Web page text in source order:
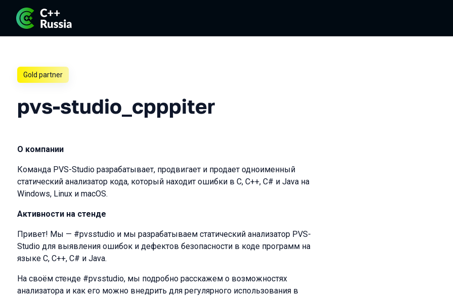
Gold partner
pvs-studio_cpppiter
О компании
Команда PVS-Studio разрабатывает, продвигает и продает одноименный
статический анализатор кода, который находит ошибки в C, C++, C# и Java на
Windows, Linux и macOS.
Активности на стенде
Привет! Мы — #pvsstudio и мы разрабатываем статический анализатор PVS-
Studio для выявления ошибок и дефектов безопасности в коде программ на
языке C, C++, C# и Java.
На своём стенде #pvsstudio, мы подробно расскажем о возможностях
анализатора и как его можно внедрить для регулярного использования в